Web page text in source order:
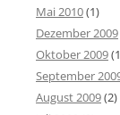
Mai 2010(1)
Dezember 2009
Oktober 2009
September
August 2009(2)